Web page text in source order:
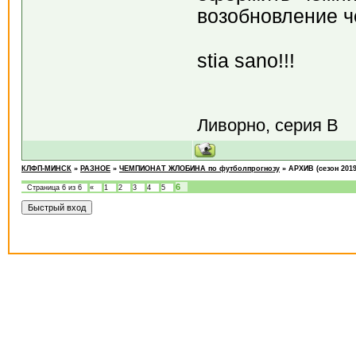
возобновление
stia sano!!!
Ливорно, серия В
КЛФП-МИНСК » РАЗНОЕ » ЧЕМПИОНАТ ЖЛОБИНА по футболпрогнозу » АРХИВ (сезон
Страница 6 из 6 « 1 2 3 4 5 6